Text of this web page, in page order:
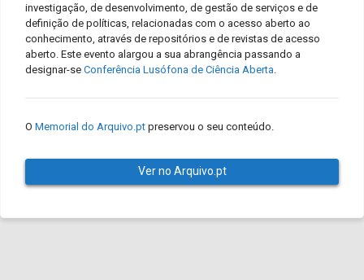
investigação, de desenvolvimento, de gestão de serviços e de
definição de políticas, relacionadas com o acesso aberto ao
conhecimento, através de repositórios e de revistas de acesso
aberto. Este evento alargou a sua abrangência passando a
designar-se Conferência Lusófona de Ciência Aberta
O Memorial do Arquivo.pt preservou o seu conteúdo.
Ver no Arquivo.pt